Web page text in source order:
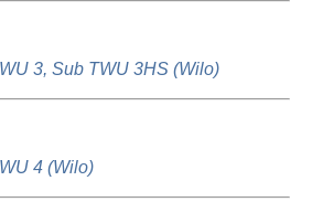
3, Sub TWU 3HS (Wilo)
4 (Wilo)